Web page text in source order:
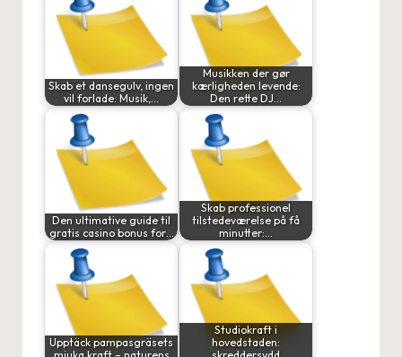
Skab et dansegulv, ingen
vil forlade: Musik,…
Musikken der gør
kærligheden levende:
Den rette DJ…
Den ultimative guide til
gratis casino bonus for…
Skab professionel
tilstedeværelse på få
minutter:…
Upptäck pampasgräsets
Studiokraft i
hovedstaden: